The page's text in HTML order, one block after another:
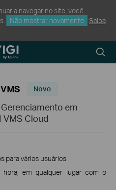
a navegar no site, você
Não mostrar novamente
Saiba
icon
Novo
em
VMS Cloud
para vários usuários
hora, em qualquer lugar com o